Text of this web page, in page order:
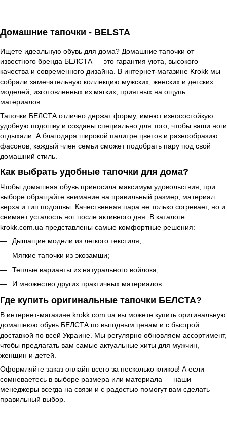
Домашние тапочки - BELSTA
Ищете идеальную обувь для дома? Домашние тапочки от
известного бренда БЕЛСТА — это гарантия уюта, высокого
качества и современного дизайна. В интернет-магазине Krokk мы
собрали замечательную коллекцию мужских, женских и детских
моделей, изготовленных из мягких, приятных на ощупь
материалов.
Тапочки БЕЛСТА отлично держат форму, имеют износостойкую
удобную подошву и созданы специально для того, чтобы ваши ноги
отдыхали. А благодаря широкой палитре цветов и разнообразию
фасонов, каждый член семьи сможет подобрать пару под свой
домашний стиль.
Как выбрать удобные тапочки для дома?
Чтобы домашняя обувь приносила максимум удовольствия, при
выборе обращайте внимание на правильный размер, материал
верха и тип подошвы. Качественная пара не только согревает, но и
снимает усталость ног после активного дня. В каталоге
krokk.com.ua представлены самые комфортные решения:
Дышащие модели из легкого текстиля;
Мягкие тапочки из экозамши;
Теплые варианты из натурального войлока;
И множество других практичных материалов.
Где купить оригинальные тапочки БЕЛСТА?
В интернет-магазине krokk.com.ua вы можете купить оригинальную
домашнюю обувь БЕЛСТА по выгодным ценам и с быстрой
доставкой по всей Украине. Мы регулярно обновляем ассортимент,
чтобы предлагать вам самые актуальные хиты для мужчин,
женщин и детей.
Оформляйте заказ онлайн всего за несколько кликов! А если
сомневаетесь в выборе размера или материала — наши
менеджеры всегда на связи и с радостью помогут вам сделать
правильный выбор.